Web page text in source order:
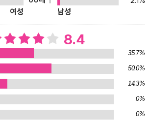
지 못했던 새로운 관계를 보게 된다. 또한 이
간 떠나지 않고 지키는 효심, 병으로 자식을
얻은 아내에 대한 각별한 애정 등 코끝이 찡해
간 선비의
후원자들 퇴계
이 누에를 쳐 뒷바라지한 어머니가 있었다. 남
세계를 깊이 이해하고 진심으로 사랑한 친구
이는 어린 나이에 친모 신사임당을 잃고도 외
여성
남성
8.4
35.7%
50.0%
14.3%
0%
0%